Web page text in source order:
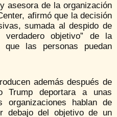
asesora de la organización
afirmó que la decisión
sumada al despido de
verdadero objetivo” de la
que las personas puedan
además después de
Trump deportara a unas
organizaciones hablan de
debajo del objetivo de un